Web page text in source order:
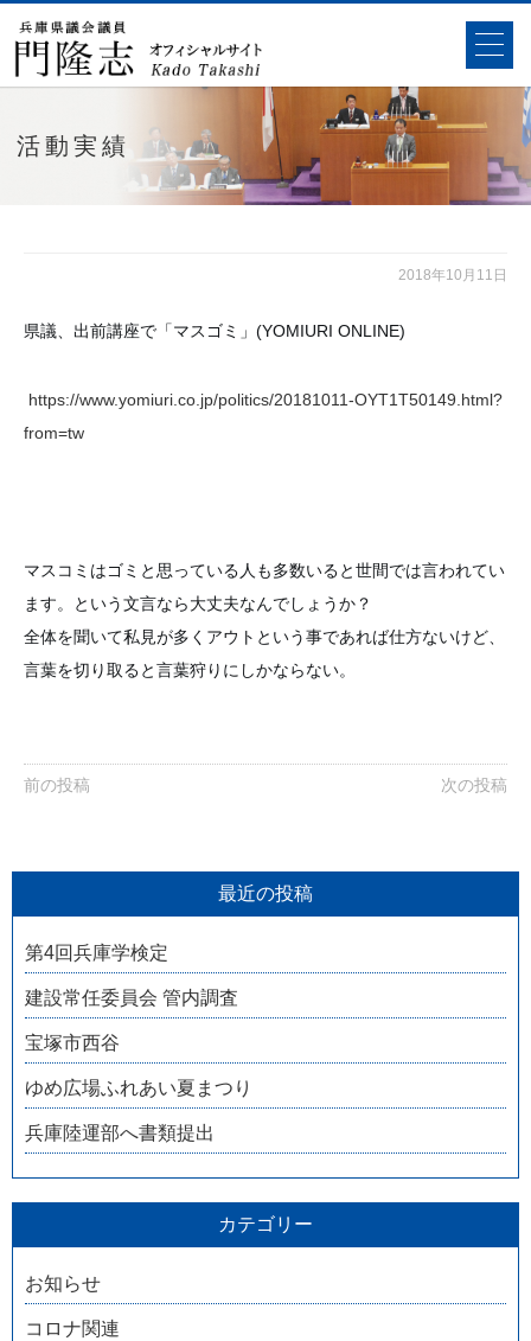
活動実績
2018年10月11日
県議、出前講座で「マスゴミ」(YOMIURI ONLINE)
https://www.yomiuri.co.jp/politics/20181011-OYT1T50149.html?
from=tw
マスコミはゴミと思っている人も多数いると世間では言われてい
ます。という文言なら大丈夫なんでしょうか？
全体を聞いて私見が多くアウトという事であれば仕方ないけど、
言葉を切り取ると言葉狩りにしかならない。
前の投稿 次の投稿
最近の投稿
第4回兵庫学検定
建設常任委員会 管内調査
宝塚市西谷
ゆめ広場ふれあい夏まつり
兵庫陸運部へ書類提出
カテゴリー
お知らせ
コロナ関連